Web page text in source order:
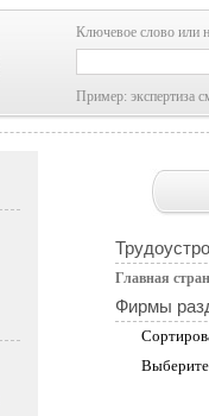
Ключевое слово или
Пример: экспертиза
Главная
Фирмы